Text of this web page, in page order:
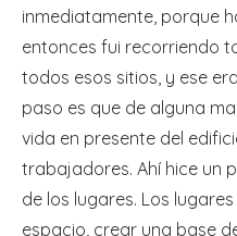
inmediatamente, porque
entonces fui recorriendo
todos esos sitios, y ese
paso es que de alguna
vida en presente del
trabajadores. Ahí hice un
de los lugares. Los
espacio, crear una base